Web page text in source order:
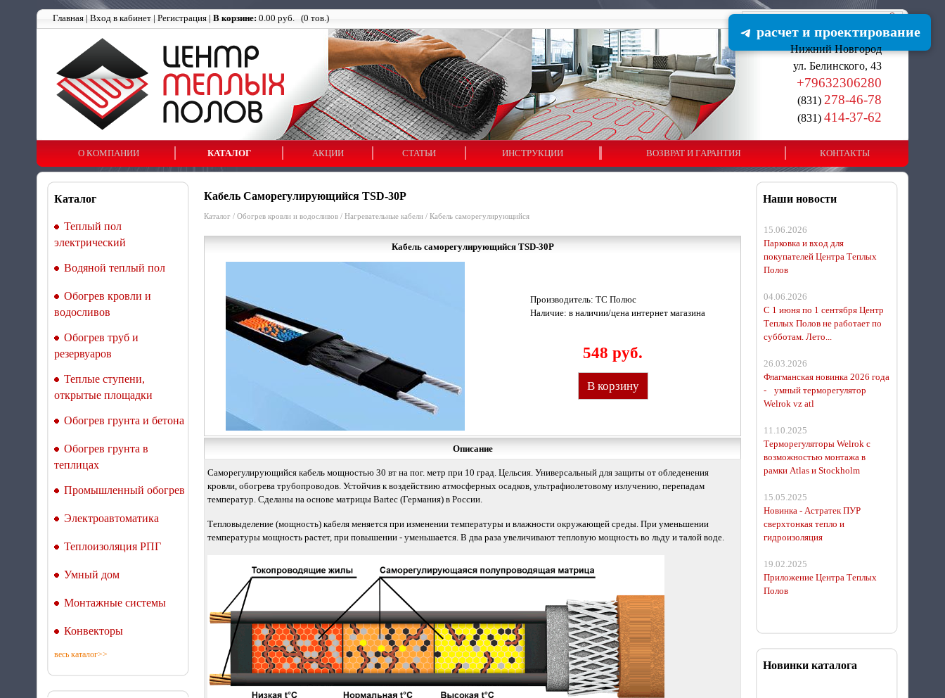
Главная | Вход в кабинет | Регистрация | В корзине: 0.00 руб. (0 тов.)
Нижний Новгород
ул. Белинского, 43
+79632306280
(831) 278-46-78
(831) 414-37-62
О КОМПАНИИ КАТАЛОГ АКЦИИ СТАТЬИ ИНСТРУКЦИИ ВОЗВРАТ И ГАРАНТИЯ КОНТАКТЫ
Каталог
Теплый пол
электрический
Водяной теплый пол
Обогрев кровли и
водосливов
Обогрев труб и
резервуаров
Теплые ступени,
открытые площадки
Обогрев грунта и бетона
Обогрев грунта в
теплицах
Промышленный обогрев
Электроавтоматика
Теплоизоляция РПГ
Умный дом
Монтажные системы
Конвекторы
весь каталог>>
Кабель Саморегулирующийся TSD-30P
Каталог / Обогрев кровли и водосливов / Нагревательные кабели / Кабель саморегулирующийся
Кабель саморегулирующийся TSD-30P
Производитель: ТС Полюс
Наличие: в наличии/цена интернет магазина
548 руб.
В корзину
Описание
Саморегулирующийся кабель мощностью 30 вт на пог. метр при 10 град. Цельсия. Универсальный для защиты от обледенения
кровли, обогрева трубопроводов. Устойчив к воздействию атмосферных осадков, ультрафиолетовому излучению, перепадам
температур. Сделаны на основе матрицы Bartec (Германия) в России.
Тепловыделение (мощность) кабеля меняется при изменении температуры и влажности окружающей среды. При уменьшении
температуры мощность растет, при повышении - уменьшается. В два раза увеличивают тепловую мощность во льду и талой воде.
Наши новости
15.06.2026
Парковка и вход для
покупателей Центра Теплых
Полов
04.06.2026
С 1 июня по 1 сентября Центр
Теплых Полов не работает по
субботам. Лето...
26.03.2026
Флагманская новинка 2026 года
- умный терморегулятор
Welrok vz atl
11.10.2025
Терморегуляторы Welrok с
возможностью монтажа в
рамки Atlas и Stockholm
15.05.2025
Новинка - Астратек ПУР
сверхтонкая тепло и
гидроизоляция
19.02.2025
Приложение Центра Теплых
Полов
Новинки каталога
расчет и проектирование